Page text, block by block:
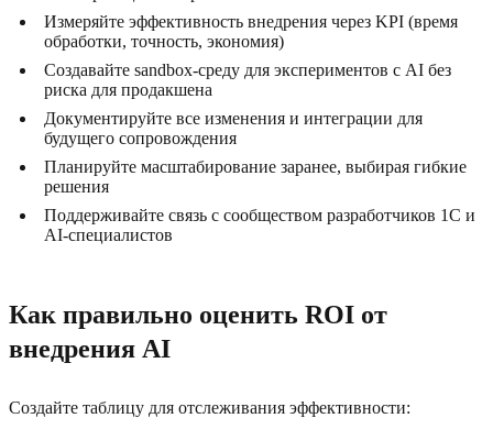
Измеряйте эффективность внедрения через KPI (время
обработки, точность, экономия)
Создавайте sandbox-среду для экспериментов с AI без
риска для продакшена
Документируйте все изменения и интеграции для
будущего сопровождения
Планируйте масштабирование заранее, выбирая гибкие
решения
Поддерживайте связь с сообществом разработчиков 1C и
AI-специалистов
Как правильно оценить ROI от
внедрения AI
Создайте таблицу для отслеживания эффективности: